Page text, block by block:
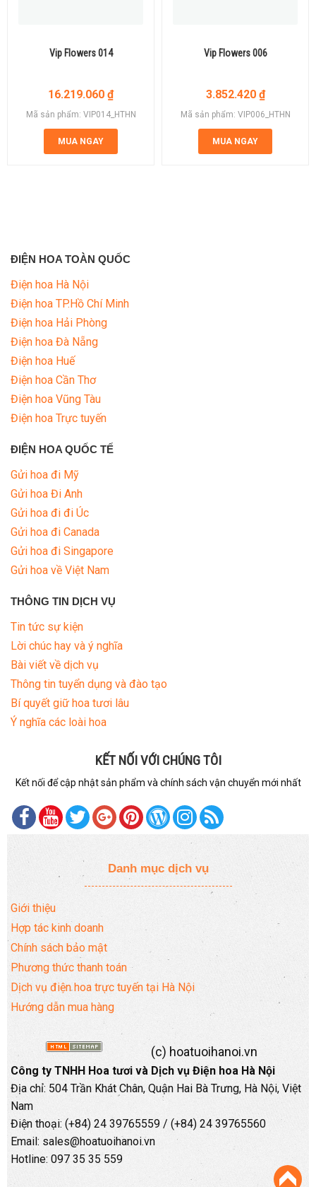
Vip Flowers 014
16.219.060 ₫
Mã sản phẩm: VIP014_HTHN
MUA NGAY
Vip Flowers 006
3.852.420 ₫
Mã sản phẩm: VIP006_HTHN
MUA NGAY
ĐIỆN HOA TOÀN QUỐC
Điện hoa Hà Nội
Điện hoa TP.Hồ Chí Minh
Điện hoa Hải Phòng
Điện hoa Đà Nẵng
Điện hoa Huế
Điện hoa Cần Thơ
Điện hoa Vũng Tàu
Điện hoa Trực tuyến
ĐIỆN HOA QUỐC TẾ
Gửi hoa đi Mỹ
Gửi hoa Đi Anh
Gửi hoa đi đi Úc
Gửi hoa đi Canada
Gửi hoa đi Singapore
Gửi hoa về Việt Nam
THÔNG TIN DỊCH VỤ
Tin tức sự kiện
Lời chúc hay và ý nghĩa
Bài viết về dịch vụ
Thông tin tuyển dụng và đào tạo
Bí quyết giữ hoa tươi lâu
Ý nghĩa các loài hoa
KẾT NỐI VỚI CHÚNG TÔI
Kết nối để cập nhật sản phẩm và chính sách vận chuyển mới nhất
Danh mục dịch vụ
Giới thiệu
Hợp tác kinh doanh
Chính sách bảo mật
Phương thức thanh toán
Dịch vụ điện hoa trực tuyến tại Hà Nội
Hướng dẫn mua hàng
(c) hoatuoihanoi.vn
Công ty TNHH Hoa tươi và Dịch vụ Điện hoa Hà Nội
Địa chỉ: 504 Trần Khát Chân, Quận Hai Bà Trưng, Hà Nội, Việt
Nam
Điện thoại: (+84) 24 39765559 / (+84) 24 39765560
Email: sales@hoatuoihanoi.vn
Hotline: 097 35 35 559